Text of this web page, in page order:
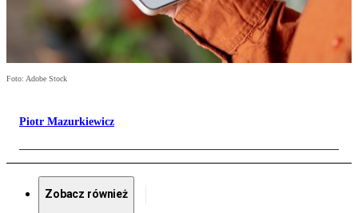
Foto: Adobe Stock
Piotr Mazurkiewicz
Zobacz również